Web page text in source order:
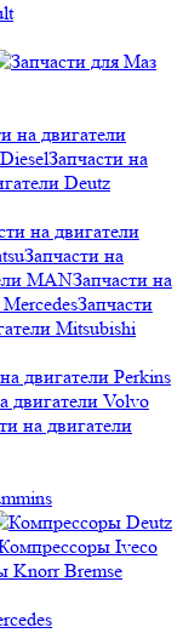
на двигатели
Запчасти на
на двигатели
Запчасти на
Запчасти на
Запчасти
двигатели Perkins
двигатели Volvo
на двигатели
Iveco
Knorr Bremse